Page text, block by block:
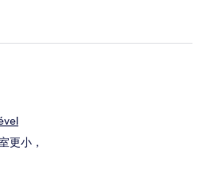
更小，